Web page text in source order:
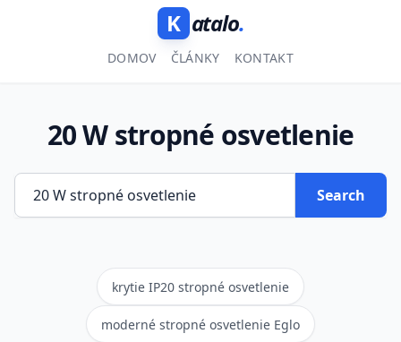
K atalo.
DOMOV ČLÁNKY KONTAKT
20 W stropné osvetlenie
Search
krytie IP20 stropné osvetlenie
moderné stropné osvetlenie Eglo